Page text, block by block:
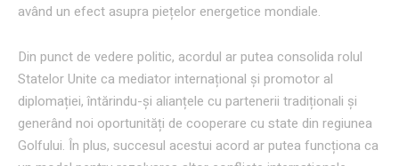
având un efect asupra piețelor energetice mondiale.
Din punct de vedere politic, acordul ar putea consolida rolul
Statelor Unite ca mediator internațional și promotor al
diplomației, întărindu-și alianțele cu partenerii tradiționali și
generând noi oportunități de cooperare cu state din regiunea
Golfului. În plus, succesul acestui acord ar putea funcționa ca